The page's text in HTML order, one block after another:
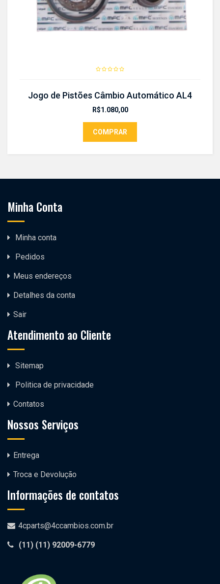
Jogo de Pistões Câmbio Automático AL4
R$1.080,00
COMPRAR
Minha Conta
Minha conta
Pedidos
Meus endereços
Detalhes da conta
Sair
Atendimento ao Cliente
Sitemap
Politica de privacidade
Contatos
Nossos Serviços
Entrega
Troca e Devolução
Informações de contatos
4cparts@4ccambios.com.br
(11) (11) 92009-6779